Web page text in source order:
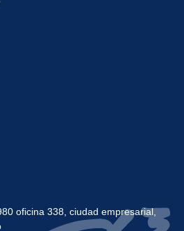
oficina 338, ciudad empresarial,